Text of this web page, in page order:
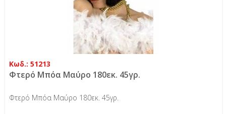
Κωδ.: 51213
Φτερό Μπόα Μαύρο 180εκ. 45γρ.
Φτερό Μπόα Μαύρο 180εκ. 45γρ.